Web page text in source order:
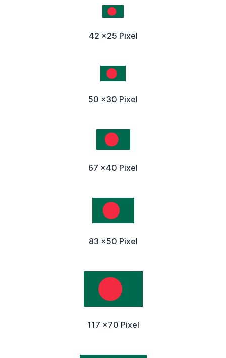
42 x25 Pixel
50 x30 Pixel
67 x40 Pixel
83 x50 Pixel
117 x70 Pixel